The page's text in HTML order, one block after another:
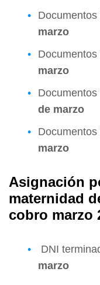
marzo
marzo
de marzo
marzo
Asignación
maternidad
cobro marzo
DNI
marzo